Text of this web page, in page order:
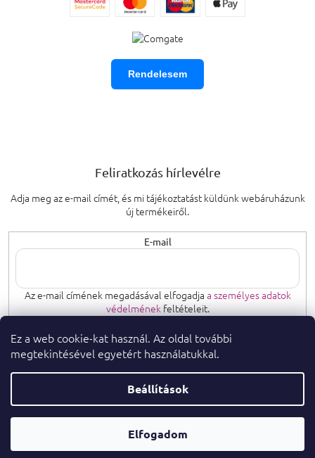
Ez a web cookie-kat használ. Az oldal további
megtekintésével egyetért használatukkal.
Beállítások
Elfogadom
Rendelesem
Feliratkozás hírlevélre
Adja meg az e-mail címét, és mi tájékoztatást küldünk webáruházunk
új termékeiről.
E-mail
Az e-mail címének megadásával elfogadja a személyes adatok
védelménekfeltételeit.
FELIRATKOZÁS
Shoptet Premium készítette
Copyright 2026parfumeshop.hu. Minden jog fenntartva.